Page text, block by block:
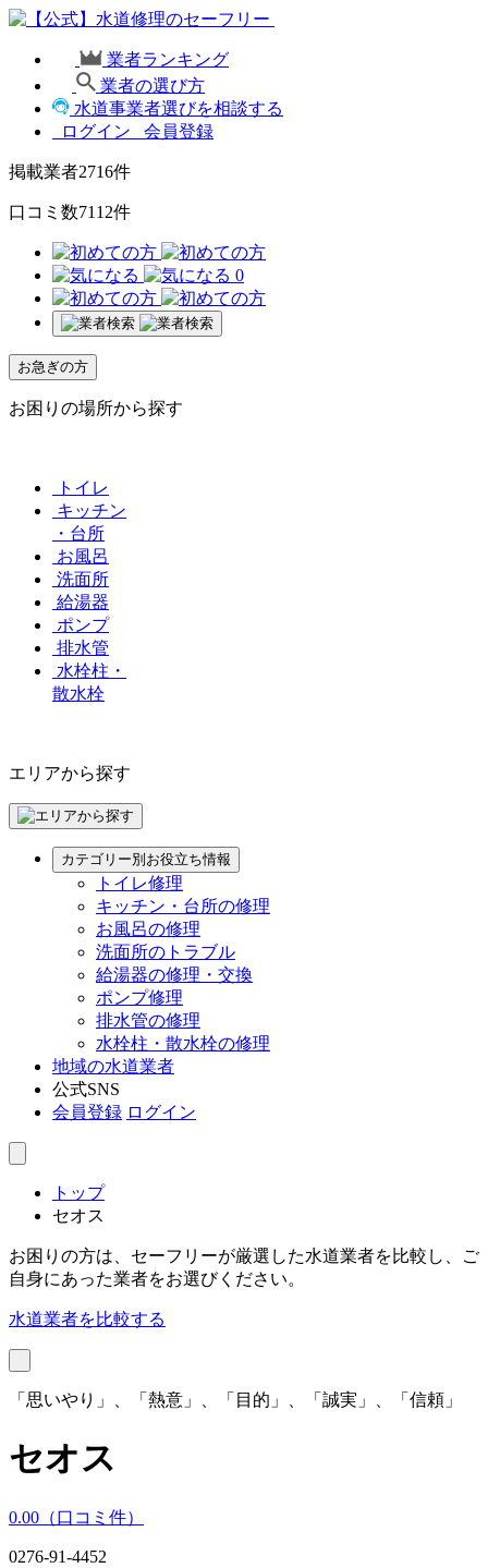
業者ランキング
業者の選び方
水道事業者選びを相談する
ログイン
会員登録
掲載業者2716件
口コミ数7112件
0
お急ぎの方
お困りの場所から探す
トイレ
キッチン
・台所
お風呂
洗面所
給湯器
ポンプ
排水管
水栓柱・
散水栓
エリアから探す
カテゴリー別お役立ち情報
トイレ修理
キッチン・台所の修理
お風呂の修理
洗面所のトラブル
給湯器の修理・交換
ポンプ修理
排水管の修理
水栓柱・散水栓の修理
地域の水道業者
公式SNS
会員登録 ログイン
トップ
セオス
お困りの方は、セーフリーが厳選した水道業者を比較し、ご
自身にあった業者をお選びください。
水道業者を比較する
「思いやり」、「熱意」、「目的」、「誠実」、「信頼」
セオス
0.00 （口コミ 件）
0276-91-4452